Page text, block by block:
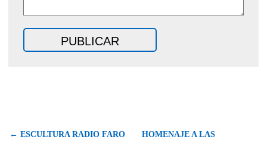
← ESCULTURA RADIO FARO
HOMENAJE A LAS